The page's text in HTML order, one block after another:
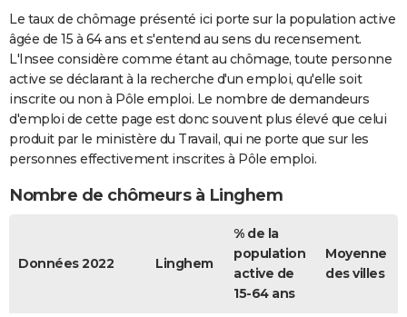
Le taux de chômage présenté ici porte sur la population active
âgée de 15 à 64 ans et s'entend au sens du recensement.
L'Insee considère comme étant au chômage, toute personne
active se déclarant à la recherche d'un emploi, qu'elle soit
inscrite ou non à Pôle emploi. Le nombre de demandeurs
d'emploi de cette page est donc souvent plus élevé que celui
produit par le ministère du Travail, qui ne porte que sur les
personnes effectivement inscrites à Pôle emploi.
Nombre de chômeurs à Linghem
Données 2022 Linghem
% de la
population
active de
15-64 ans
Moyenne
des villes